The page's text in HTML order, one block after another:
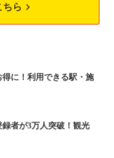
ちら
得に！利用できる駅・施
者が3万人突破！観光